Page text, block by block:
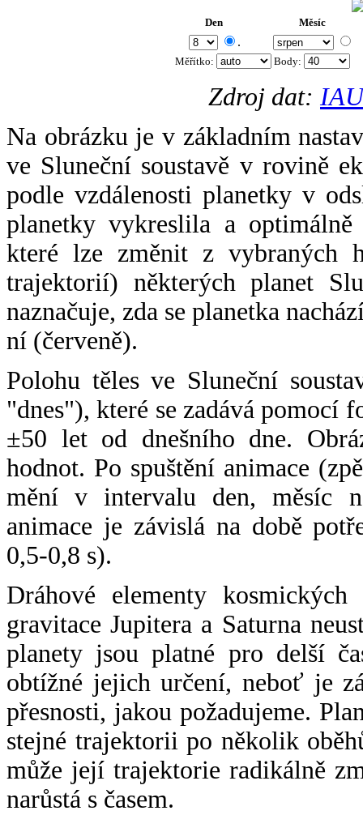
Den Měsíc
.
Měřítko: Body:
Zdroj dat:
Na obrázku je v základním
ve Sluneční soustavě v rovině
podle vzdálenosti planetky v
planetky vykreslila a
které lze změnit z vybraných
trajektorií) některých planet
naznačuje, zda se planetka
ní (červeně).
Polohu těles ve Sluneční
"dnes"), které se zadává pomocí
±50 let od dnešního dne.
hodnot. Po spuštění animace
mění v intervalu den, měsíc
animace je závislá na době
0,5-0,8 s).
Dráhové elementy
gravitace Jupitera a Saturna
planety jsou platné pro delší
obtížné jejich určení, neboť je
přesnosti, jakou požadujeme.
stejné trajektorii po několik
může její trajektorie radikálně
narůstá s časem.